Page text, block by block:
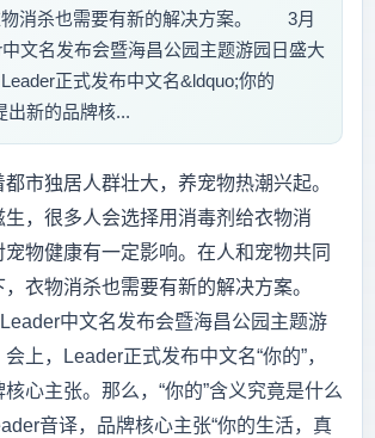
物消杀也需要有新的解决方案。 3月
文名发布会暨海昌公园主题游园日盛大
正式发布中文名&ldquo;你的
出新的品牌核...
独居人群壮大，养宠物热潮兴起。
生，很多人会选择用消毒剂给衣物消
物健康有一定影响。在人和宠物共同
衣物消杀也需要有新的解决方案。
中文名发布会暨海昌公园主题游
上，Leader正式发布中文名“你的”，
心主张。那么，“你的”含义究竟是什么
音译，品牌核心主张“你的生活，真